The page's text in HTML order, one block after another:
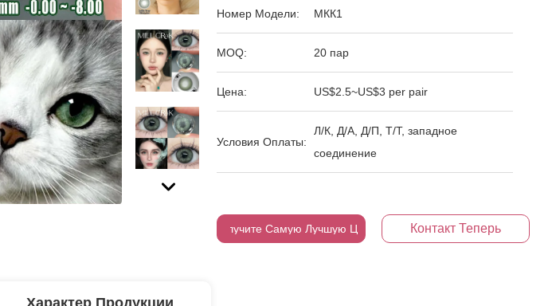
Номер Модели: МКК1
MOQ: 20 пар
Цена: US$2.5~US$3 per pair
Условия Оплаты:
Л/К, Д/А, Д/П, Т/Т, западное
соединение
Получите Самую Лучшую Цену Контакт Теперь
Характер Продукции